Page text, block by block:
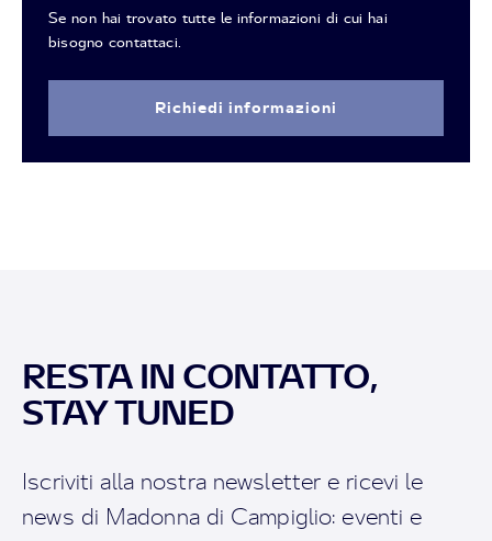
Se non hai trovato tutte le informazioni di cui hai
bisogno contattaci.
Richiedi informazioni
RESTA IN CONTATTO,
STAY TUNED
Iscriviti alla nostra newsletter e ricevi le
news di Madonna di Campiglio: eventi e